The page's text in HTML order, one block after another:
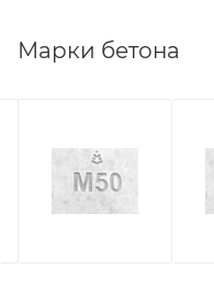
Марки бетона